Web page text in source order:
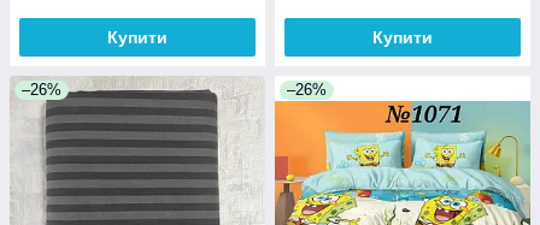
Купити Купити
–26% –26%